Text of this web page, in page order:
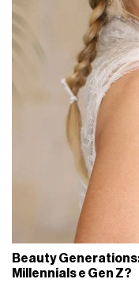
Beauty
Millennials e Gen Z?